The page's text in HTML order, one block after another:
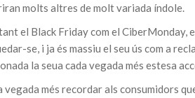
molts altres de molt variada índole.
el Black Friday com el CiberMonday,
se, i ja és massiu el seu ús com a
la seua cada vegada més estesa
vegada més recordar als consumidors